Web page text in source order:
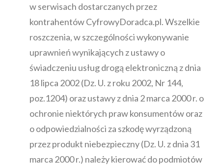
w serwisach dostarczanych przez
kontrahentów CyfrowyDoradca.pl. Wszelkie
roszczenia, w szczególności wykonywanie
uprawnień wynikających z ustawy o
świadczeniu usług drogą elektroniczną z dnia
18 lipca 2002 (Dz. U. z roku 2002, Nr 144,
poz.1204) oraz ustawy z dnia 2 marca 2000 r. o
ochronie niektórych praw konsumentów oraz
o odpowiedzialności za szkodę wyrządzoną
przez produkt niebezpieczny (Dz. U. z dnia 31
marca 2000 r.) należy kierować do podmiotów